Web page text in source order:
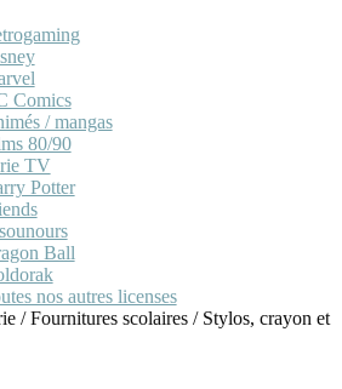
Comics
/ mangas
80/90
TV
Potter
Ball
nos autres licenses
/Fournitures scolaires / Stylos, crayon et